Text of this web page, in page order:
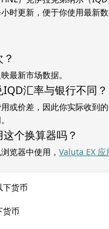
时更新，便于你使用最新数
最新市场数据。
汇率与银行不同？
或价差，因此你实际收到
个换算器吗？
览器中使用， Valuta EX 应
下货币
货币